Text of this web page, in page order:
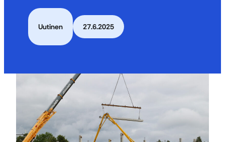
Uutinen 27.6.2025